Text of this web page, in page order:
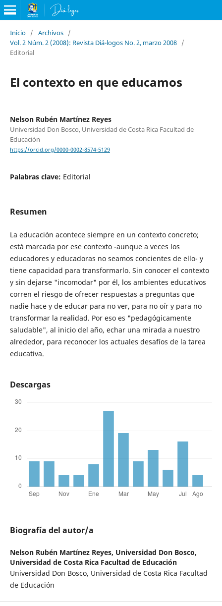
Inicio / Archivos /
Vol. 2 Núm. 2 (2008): Revista Diá-logos No. 2, marzo 2008 /
Editorial
El contexto en que educamos
Nelson Rubén Martínez Reyes
Universidad Don Bosco, Universidad de Costa Rica Facultad de
Educación
https://orcid.org/0000-0002-8574-5129
Palabras clave: Editorial
Resumen
La educación acontece siempre en un contexto concreto;
está marcada por ese contexto -aunque a veces los
educadores y educadoras no seamos concientes de ello- y
tiene capacidad para transformarlo. Sin conocer el contexto
y sin dejarse "incomodar" por él, los ambientes educativos
corren el riesgo de ofrecer respuestas a preguntas que
nadie hace y de educar para no ver, para no oír y para no
transformar la realidad. Por eso es "pedagógicamente
saludable", al inicio del año, echar una mirada a nuestro
alrededor, para reconocer los actuales desafíos de la tarea
educativa.
Descargas
Biografía del autor/a
Nelson Rubén Martínez Reyes, Universidad Don Bosco,
Universidad de Costa Rica Facultad de Educación
Universidad Don Bosco, Universidad de Costa Rica Facultad
de Educación